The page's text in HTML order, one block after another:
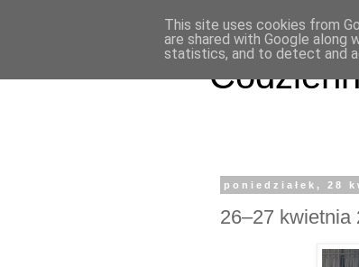
poniedziałek, 28
26–27 kwietnia
This site uses cookies from
are shared with Google along
statistics, and to detect and